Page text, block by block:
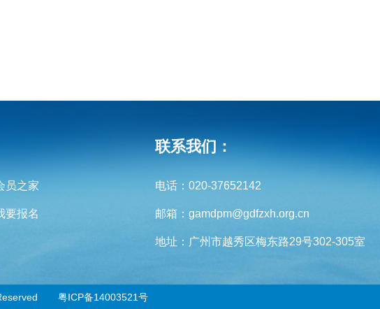
员之家
要报名
联系我们：
电话：020-37652142
邮箱：gamdpm@gdfzxh.org.cn
地址：广州市越秀区梅东路29号302-305室
粤ICP备14003521号